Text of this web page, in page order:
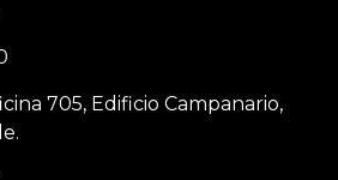
705, Edificio Campanario,